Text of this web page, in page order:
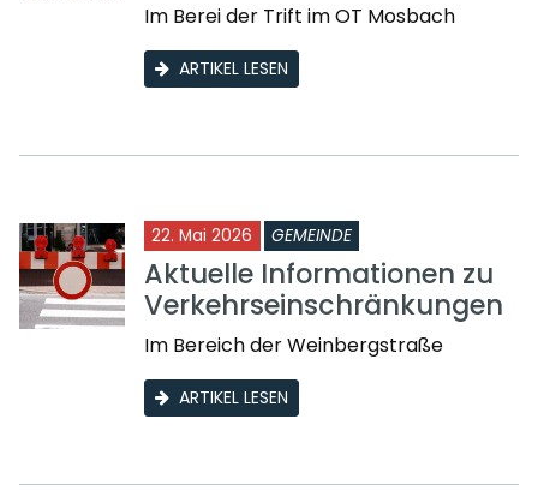
Im Berei der Trift im OT Mosbach
ARTIKEL LESEN
22. Mai 2026 GEMEINDE
Aktuelle Informationen zu
Verkehrseinschränkungen
Im Bereich der Weinbergstraße
ARTIKEL LESEN